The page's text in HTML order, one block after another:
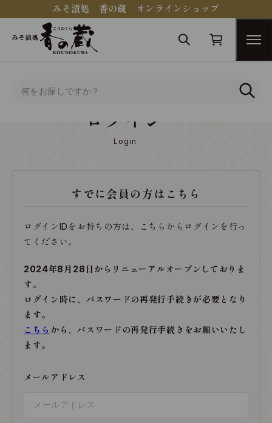
みそ漬処 香の蔵 オンラインショップ
ログイン
Login
すでに会員の方はこちら
ログインIDをお持ちの方は、こちらからログインを行っ
てください。
2024年8月28日からリニューアルオープンしておりま
す。
ログイン時に、パスワードの再発行手続きが必要となり
ます。
こちら から、パスワードの再発行手続きをお願いいたし
ます。
メールアドレス